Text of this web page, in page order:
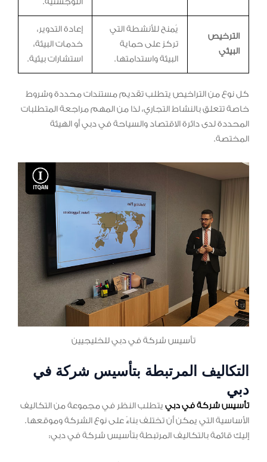
اللوجستية.
الترخيص
البيئي
يُمنح للأنشطة التي
تركز على حماية
البيئة واستدامتها.
إعادة التدوير،
خدمات البيئة،
استشارات بيئية.
كل نوع من التراخيص يتطلب تقديم مستندات محددة وشروط
خاصة تتعلق بالنشاط التجاري، لذا من المهم مراجعة المتطلبات
المحددة لدى دائرة الاقتصاد والسياحة في دبي أو الهيئة
المختصة.
تأسيس شركة في دبي للخليجيين
التكاليف المرتبطة بتأسيس شركة في
دبي
تأسيس شركة في دبي يتطلب النظر في مجموعة من التكاليف
الأساسية التي يمكن أن تختلف بناءً على نوع الشركة وموقعها.
إليك قائمة بالتكاليف المرتبطة بتأسيس شركة في دبي: